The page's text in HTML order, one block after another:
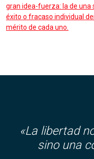
gran idea-fuerza: la de una
éxito o fracaso individual
mérito de cada uno.
«La libertad
sino una